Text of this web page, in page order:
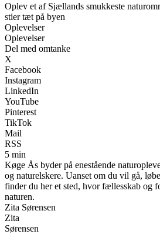
Oplev et af Sjællands smukkeste
stier tæt på byen
Oplevelser
Oplevelser
Del med omtanke
X
Facebook
Instagram
LinkedIn
YouTube
Pinterest
TikTok
Mail
RSS
5 min
Køge Ås byder på enestående
og naturelskere. Uanset om du vil gå,
finder du her et sted, hvor fællesskab og
naturen.
Zita Sørensen
Zita
Sørensen